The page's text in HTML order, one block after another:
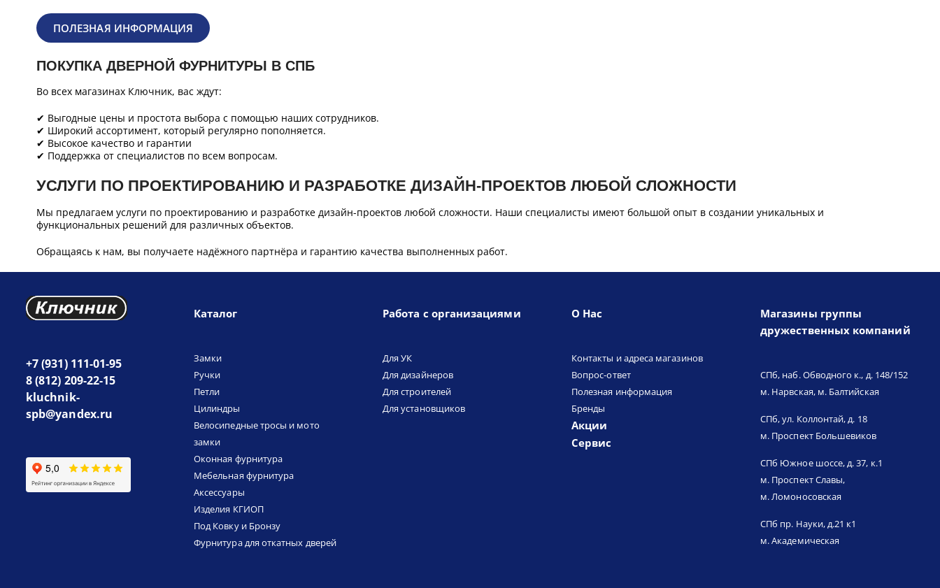
ПОЛЕЗНАЯ ИНФОРМАЦИЯ
ПОКУПКА ДВЕРНОЙ ФУРНИТУРЫ В СПБ
Во всех магазинах Ключник, вас ждут:
✔ Выгодные цены и простота выбора с помощью наших сотрудников.
✔ Широкий ассортимент, который регулярно пополняется.
✔ Высокое качество и гарантии
✔ Поддержка от специалистов по всем вопросам.
УСЛУГИ ПО ПРОЕКТИРОВАНИЮ И РАЗРАБОТКЕ ДИЗАЙН-ПРОЕКТОВ ЛЮБОЙ СЛОЖНОСТИ
Мы предлагаем услуги по проектированию и разработке дизайн-проектов любой сложности. Наши специалисты имеют большой опыт в создании уникальных и
функциональных решений для различных объектов.
Обращаясь к нам, вы получаете надёжного партнёра и гарантию качества выполненных работ.
+7 (931) 111-01-95
8 (812) 209-22-15
kluchnik-
spb@yandex.ru
Каталог
Замки
Ручки
Петли
Цилиндры
Велосипедные тросы и мото
замки
Оконная фурнитура
Мебельная фурнитура
Аксессуары
Изделия КГИОП
Под Ковку и Бронзу
Фурнитура для откатных дверей
Работа с организациями
Для УК
Для дизайнеров
Для строителей
Для установщиков
О Нас
Контакты и адреса магазинов
Вопрос-ответ
Полезная информация
Бренды
Акции
Сервис
Магазины группы
дружественных компаний
СПб, наб. Обводного к., д. 148/152
м. Нарвская, м. Балтийская
СПб, ул. Коллонтай, д. 18
м. Проспект Большевиков
СПб Южное шоссе, д. 37, к.1
м. Проспект Славы,
м. Ломоносовская
СПб пр. Науки, д.21 к1
м. Академическая